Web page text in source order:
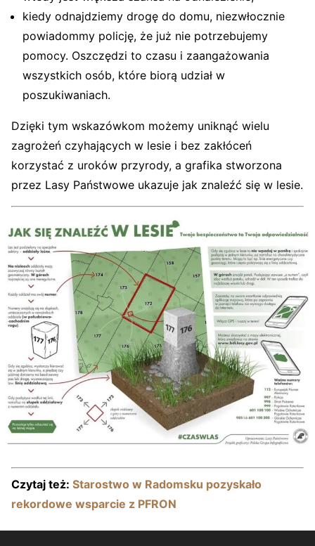
kiedy odnajdziemy drogę do domu, niezwłocznie
powiadommy policję, że już nie potrzebujemy
pomocy. Oszczędzi to czasu i zaangażowania
wszystkich osób, które biorą udział w
poszukiwaniach.
Dzięki tym wskazówkom możemy uniknąć wielu
zagrożeń czyhających w lesie i bez zakłóceń
korzystać z uroków przyrody, a grafika stworzona
przez Lasy Państwowe ukazuje jak znaleźć się w lesie.
Czytaj też: Starostwo w Radomsku pozyskało
rekordowe wsparcie z PFRON